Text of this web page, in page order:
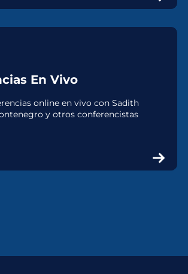
En Vivo
online en vivo con Sadith
y otros conferencistas